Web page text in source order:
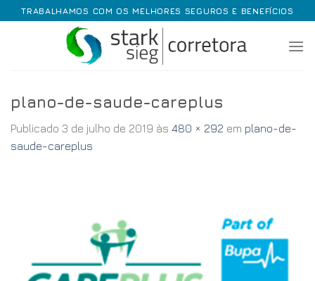
TRABALHAMOS COM OS MELHORES SEGUROS E BENEFÍCIOS
plano-de-saude-careplus
Publicado 3 de julho de 2019 às 480 × 292 em plano-de-
saude-careplus